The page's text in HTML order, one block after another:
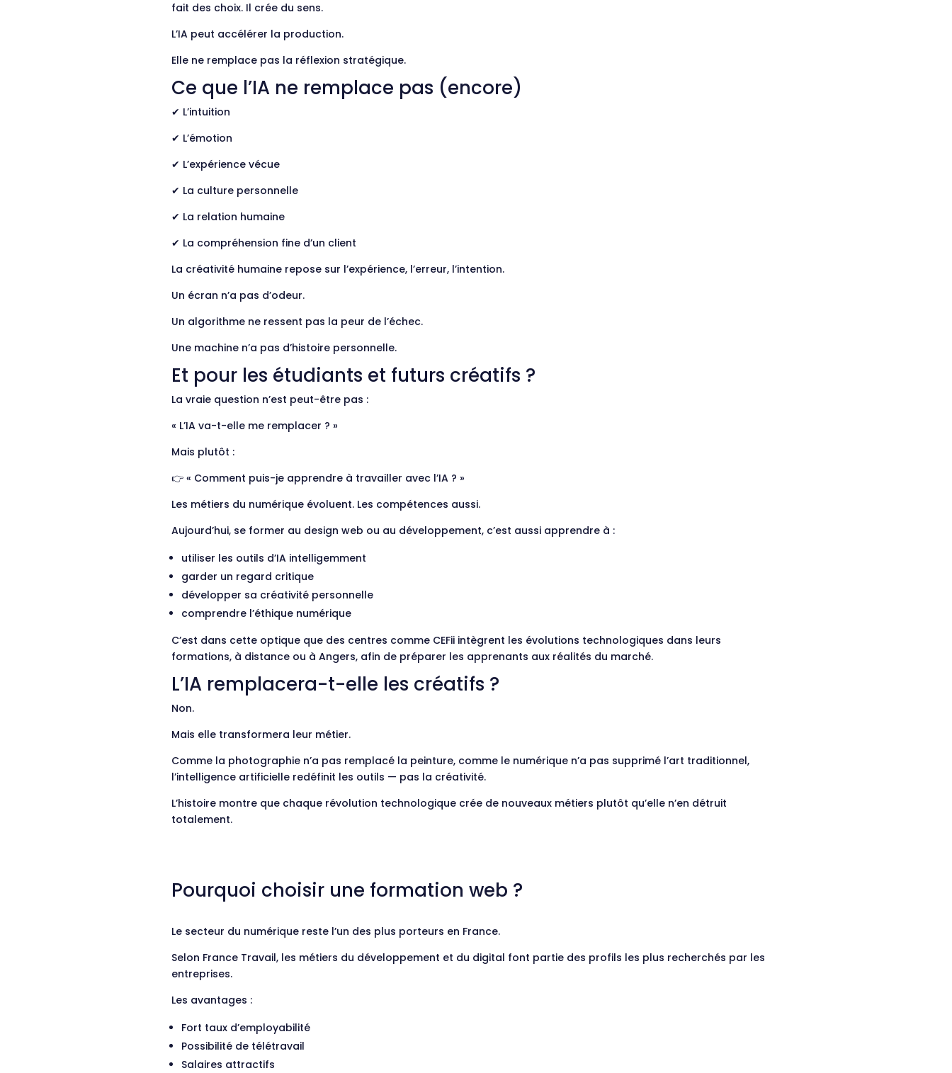
fait des choix. Il crée du sens.
L’IA peut accélérer la production.
Elle ne remplace pas la réflexion stratégique.
Ce que l’IA ne remplace pas (encore)
✔ L’intuition
✔ L’émotion
✔ L’expérience vécue
✔ La culture personnelle
✔ La relation humaine
✔ La compréhension fine d’un client
La créativité humaine repose sur l’expérience, l’erreur, l’intention.
Un écran n’a pas d’odeur.
Un algorithme ne ressent pas la peur de l’échec.
Une machine n’a pas d’histoire personnelle.
Et pour les étudiants et futurs créatifs ?
La vraie question n’est peut-être pas :
« L’IA va-t-elle me remplacer ? »
Mais plutôt :
👉 « Comment puis-je apprendre à travailler avec l’IA ? »
Les métiers du numérique évoluent. Les compétences aussi.
Aujourd’hui, se former au design web ou au développement, c’est aussi apprendre à :
utiliser les outils d’IA intelligemment
garder un regard critique
développer sa créativité personnelle
comprendre l’éthique numérique
C’est dans cette optique que des centres comme CEFii intègrent les évolutions technologiques dans leurs
formations, à distance ou à Angers, afin de préparer les apprenants aux réalités du marché.
L’IA remplacera-t-elle les créatifs ?
Non.
Mais elle transformera leur métier.
Comme la photographie n’a pas remplacé la peinture, comme le numérique n’a pas supprimé l’art traditionnel,
l’intelligence artificielle redéfinit les outils — pas la créativité.
L’histoire montre que chaque révolution technologique crée de nouveaux métiers plutôt qu’elle n’en détruit
totalement.
Pourquoi choisir une formation web ?
Le secteur du numérique reste l’un des plus porteurs en France.
Selon France Travail, les métiers du développement et du digital font partie des profils les plus recherchés par les
entreprises.
Les avantages :
Fort taux d’employabilité
Possibilité de télétravail
Salaires attractifs